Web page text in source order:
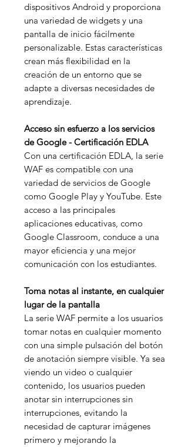
dispositivos Android y proporciona
una variedad de widgets y una
pantalla de inicio fácilmente
personalizable. Estas características
crean más flexibilidad en la
creación de un entorno que se
adapte a diversas necesidades de
aprendizaje.
Acceso sin esfuerzo a los servicios
de Google - Certificación EDLA
Con una certificación EDLA, la serie
WAF es compatible con una
variedad de servicios de Google
como Google Play y YouTube. Este
acceso a las principales
aplicaciones educativas, como
Google Classroom, conduce a una
mayor eficiencia y una mejor
comunicación con los estudiantes.
Toma notas al instante, en cualquier
lugar de la pantalla
La serie WAF permite a los usuarios
tomar notas en cualquier momento
con una simple pulsación del botón
de anotación siempre visible. Ya sea
viendo un video o cualquier
contenido, los usuarios pueden
anotar sin interrupciones sin
interrupciones, evitando la
necesidad de capturar imágenes
primero y mejorando la